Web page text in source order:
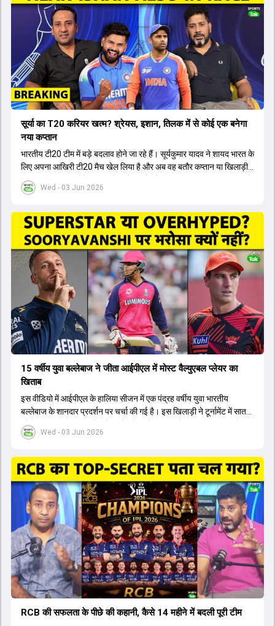
Wed - 03 Jun 2026
सूर्या का T20 करियर खत्म? श्रेयस, इशान, तिलक में से कोई एक बनेगा
नया कप्तान
भारतीय टी20 टीम में बड़े बदलाव होने जा रहे हैं। सूर्यकुमार यादव ने शायद भारत के
लिए अपना आखिरी टी20 मैच खेल लिया है और अब वह बतौर कप्तान या खिलाड़ी
टीम का हिस्सा नहीं होंगे। आयरलैंड और इंग्लैंड के खिलाफ आगामी टी20 सीरीज के
लिए नए कप्तान की तलाश जारी है। इस रेस में श्रेयस अय्यर सबसे आगे चल रहे
पटेल इस रेस में काफी पीछे हैं, जबकि संजू सैमसन और रजत पाटीदार कप्तानी की
दौड़ से बाहर हैं। आगामी सीरीज के लिए वैभव सूर्यवंशी को तीसरे ओपनर के तौर पर
टीम में शामिल किया जाएगा, जबकि अभिषेक शर्मा और संजू सैमसन पहली पसंद
होंगे। इसके अलावा नीतीश रेड्डी को बतौर ऑलराउंडर ज्यादा मौके मिलेंगे। अजीत
अगरकर की अगुवाई वाली चयन समिति और कोच गौतम गंभीर आगामी टी20 वर्ल्ड
कप और 2028 ओलंपिक के लिए लंबी अवधि का विजन लेकर चल रहे हैं।
Wed - 03 Jun 2026
15 वर्षीय युवा बल्लेबाज ने जीता आईपीएल में मोस्ट वैल्युएबल प्लेयर का
खिताब
इस वीडियो में आईपीएल के हालिया सीजन में एक पंद्रह वर्षीय युवा भारतीय
बल्लेबाज के शानदार प्रदर्शन पर चर्चा की गई है। इस खिलाड़ी ने टूर्नामेंट में सात
सौ छिहत्तर रन बनाकर ऑरेंज कैप और मोस्ट वैल्युएबल प्लेयर का खिताब अपने नाम
किया है। वीडियो में बताया गया है कि ऑस्ट्रेलियाई टीम के वर्तमान कप्तान और
ऑस्ट्रेलियाई कप्तान के अनुसार, शुरुआत में लोगों को इस खिलाड़ी के प्रदर्शन पर
संदेह था, लेकिन अब उसने खुद को एक बेहतरीन बल्लेबाज साबित कर दिया है जो
गेंद को बाउंड्री के काफी पार मारने की क्षमता रखता है। वहीं, इंग्लैंड के पूर्व कप्तान
ने कहा कि टूर्नामेंट जीतने वाली टीम के अलावा इस सीजन की सबसे बड़ी बात इस
युवा खिलाड़ी का प्रदर्शन रहा है, जिसे देखने के लिए स्टेडियम में भारी भीड़ उमड़ती
थी। शानदार प्रदर्शन के बाद इस युवा खिलाड़ी को श्रीलंका में होने वाली
त्रिकोणीय सीरीज के लिए इंडिया ए टीम में भी शामिल कर लिया गया है।
RCB की सफलता के पीछे की कहानी, कैसे 14 महीने में बदली पूरी टीम